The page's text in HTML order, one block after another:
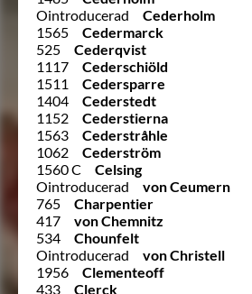
Ointroducerad
Cederholm
1565
Cedermarck
525
Cederqvist
1117
Cederschiöld
1511
Cedersparre
1404
Cederstedt
1152
Cederstierna
1563
Cederstråhle
1062
Cederström
1560 C
Celsing
Ointroducerad
von Ceumern
765
Charpentier
417
von Chemnitz
534
Chounfelt
Ointroducerad
von Christell
1956
Clementeoff
433
Clerck